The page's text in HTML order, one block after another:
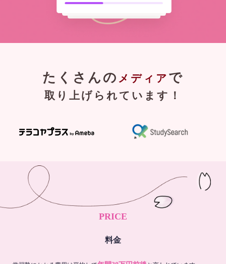
たくさんの メディア で
取り上げられています！
PRICE
料金